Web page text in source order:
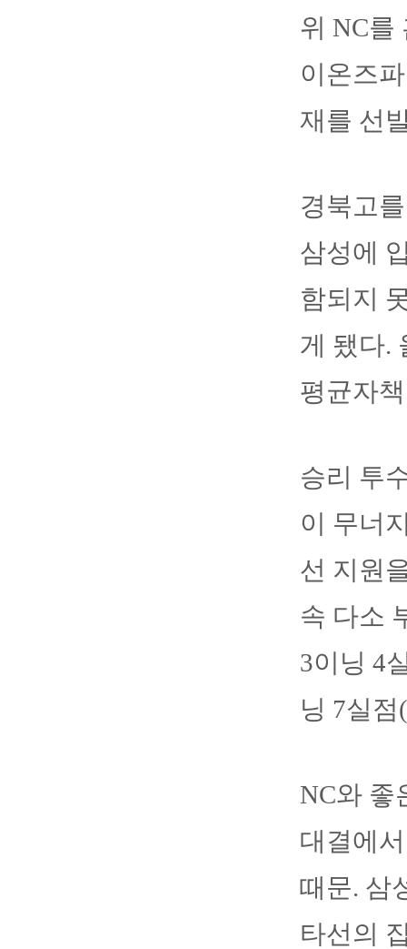
위 NC를
이온즈
재를 선
경북고
삼성에
함되지
게 됐다.
평균자
승리 투
이 무너
선 지원
속 다소
3이닝 4
닝 7실
NC와 좋
대결에
때문. 삼
타선의